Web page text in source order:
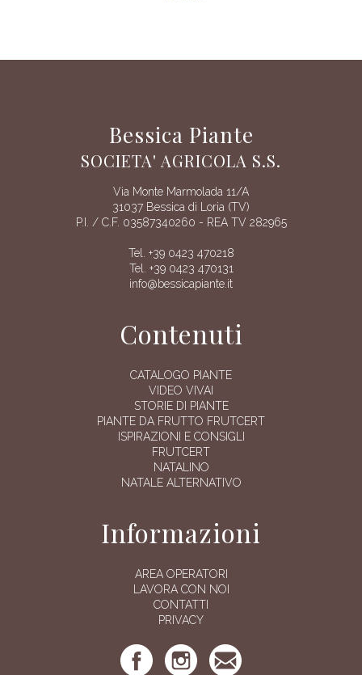
Bessica Piante
SOCIETA' AGRICOLA S.S.
Via Monte Marmolada 11/A
31037 Bessica di Loria (TV)
P.I. / C.F. 03587340260 - REA TV 282965
Tel. +39 0423 470218
Tel. +39 0423 470131
info@bessicapiante.it
Contenuti
CATALOGO PIANTE
VIDEO VIVAI
STORIE DI PIANTE
PIANTE DA FRUTTO FRUTCERT
ISPIRAZIONI E CONSIGLI
FRUTCERT
NATALINO
NATALE ALTERNATIVO
Informazioni
AREA OPERATORI
LAVORA CON NOI
CONTATTI
PRIVACY